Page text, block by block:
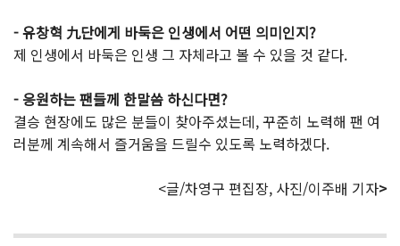
- 유창혁 九단에게 바둑은 인생에서 어떤 의미인지?
제 인생에서 바둑은 인생 그 자체라고 볼 수 있을 것 같다.
- 응원하는 팬들께 한말씀 하신다면?
결승 현장에도 많은 분들이 찾아주셨는데, 꾸준히 노력해 팬 여
러분께 계속해서 즐거움을 드릴수 있도록 노력하겠다.
<글/차영구 편집장, 사진/이주배 기자>